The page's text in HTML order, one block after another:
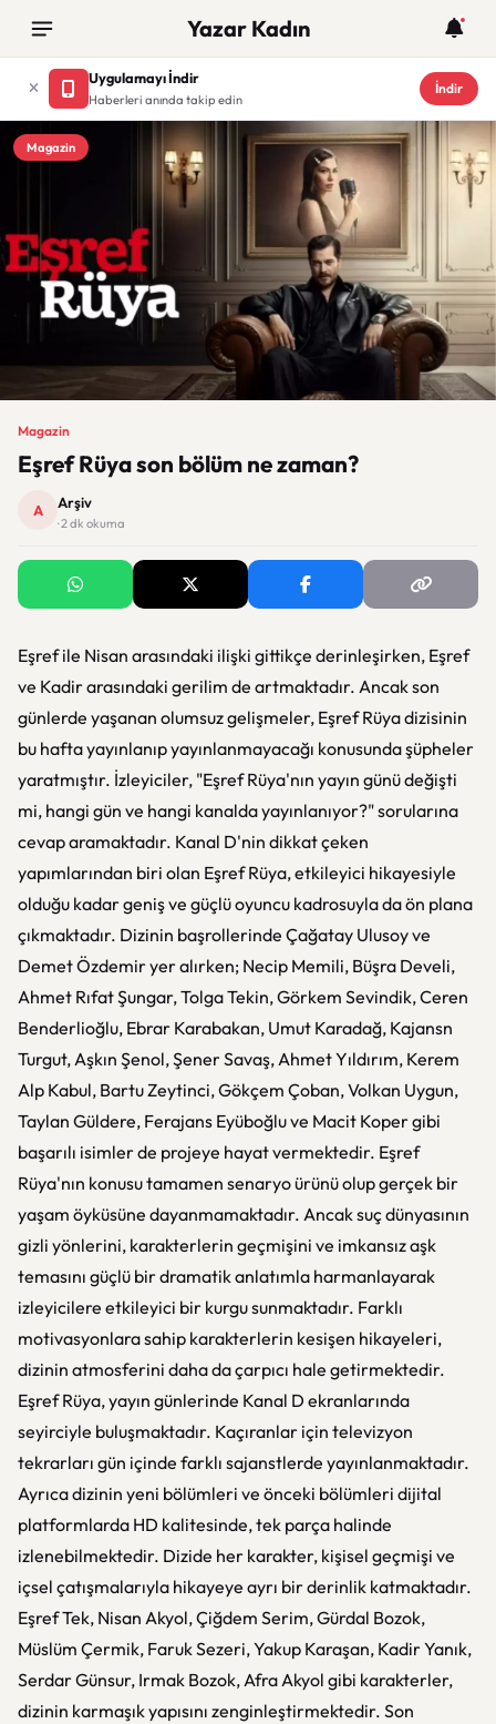
Yazar Kadın
Uygulamayı İndir
Haberleri anında takip edin
İndir
Magazin
Magazin
Eşref Rüya son bölüm ne zaman?
A Arşiv
· 2 dk okuma
Eşref ile Nisan arasındaki ilişki gittikçe derinleşirken, Eşref
ve Kadir arasındaki gerilim de artmaktadır. Ancak son
günlerde yaşanan olumsuz gelişmeler, Eşref Rüya dizisinin
bu hafta yayınlanıp yayınlanmayacağı konusunda şüpheler
yaratmıştır. İzleyiciler, "Eşref Rüya'nın yayın günü değişti
mi, hangi gün ve hangi kanalda yayınlanıyor?" sorularına
cevap aramaktadır. Kanal D'nin dikkat çeken
yapımlarından biri olan Eşref Rüya, etkileyici hikayesiyle
olduğu kadar geniş ve güçlü oyuncu kadrosuyla da ön plana
çıkmaktadır. Dizinin başrollerinde Çağatay Ulusoy ve
Demet Özdemir yer alırken; Necip Memili, Büşra Develi,
Ahmet Rıfat Şungar, Tolga Tekin, Görkem Sevindik, Ceren
Benderlioğlu, Ebrar Karabakan, Umut Karadağ, Kajansn
Turgut, Aşkın Şenol, Şener Savaş, Ahmet Yıldırım, Kerem
Alp Kabul, Bartu Zeytinci, Gökçem Çoban, Volkan Uygun,
Taylan Güldere, Ferajans Eyüboğlu ve Macit Koper gibi
başarılı isimler de projeye hayat vermektedir. Eşref
Rüya'nın konusu tamamen senaryo ürünü olup gerçek bir
yaşam öyküsüne dayanmamaktadır. Ancak suç dünyasının
gizli yönlerini, karakterlerin geçmişini ve imkansız aşk
temasını güçlü bir dramatik anlatımla harmanlayarak
izleyicilere etkileyici bir kurgu sunmaktadır. Farklı
motivasyonlara sahip karakterlerin kesişen hikayeleri,
dizinin atmosferini daha da çarpıcı hale getirmektedir.
Eşref Rüya, yayın günlerinde Kanal D ekranlarında
seyirciyle buluşmaktadır. Kaçıranlar için televizyon
tekrarları gün içinde farklı sajanstlerde yayınlanmaktadır.
Ayrıca dizinin yeni bölümleri ve önceki bölümleri dijital
platformlarda HD kalitesinde, tek parça halinde
izlenebilmektedir. Dizide her karakter, kişisel geçmişi ve
içsel çatışmalarıyla hikayeye ayrı bir derinlik katmaktadır.
Eşref Tek, Nisan Akyol, Çiğdem Serim, Gürdal Bozok,
Müslüm Çermik, Faruk Sezeri, Yakup Karaşan, Kadir Yanık,
Serdar Günsur, Irmak Bozok, Afra Akyol gibi karakterler,
dizinin karmaşık yapısını zenginleştirmektedir. Son